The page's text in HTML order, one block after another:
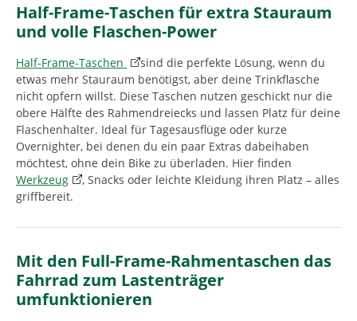
Half-Frame-Taschen für extra Stauraum
und volle Flaschen-Power
Half-Frame-Taschen
sind die perfekte Lösung, wenn du
etwas mehr Stauraum benötigst, aber deine Trinkflasche
nicht opfern willst. Diese Taschen nutzen geschickt nur die
obere Hälfte des Rahmendreiecks und lassen Platz für deine
Flaschenhalter. Ideal für Tagesausflüge oder kurze
Overnighter, bei denen du ein paar Extras dabeihaben
möchtest, ohne dein Bike zu überladen. Hier finden
Werkzeug
, Snacks oder leichte Kleidung ihren Platz – alles
griffbereit.
Mit den Full-Frame-Rahmentaschen das
Fahrrad zum Lastenträger
umfunktionieren